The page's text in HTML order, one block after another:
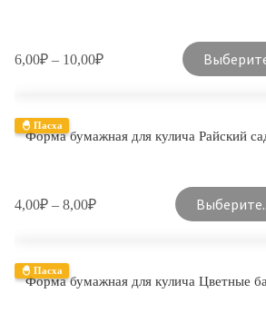
6,00₽ – 10,00₽
🐣 Пасха
Форма бумажная для кулича Райский
4,00₽ – 8,00₽
🐣 Пасха
Форма бумажная для кулича Цветные